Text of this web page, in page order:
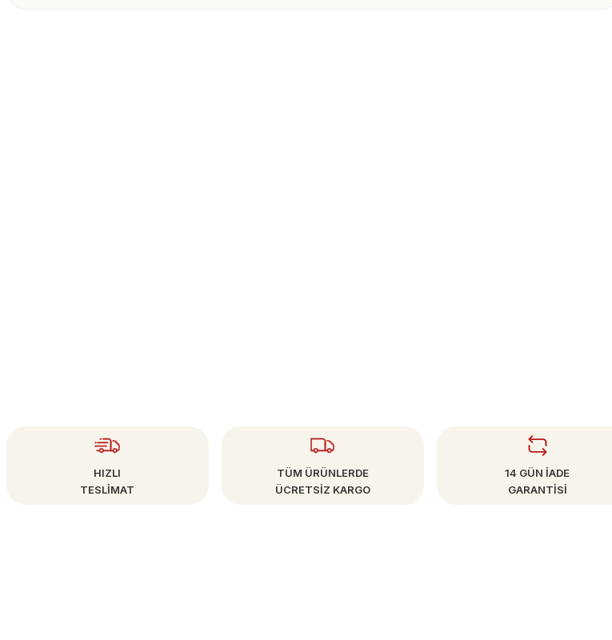
HIZLI
TESLİMAT
TÜM ÜRÜNLERDE
ÜCRETSİZ KARGO
14 GÜN İADE
GARANTİSİ